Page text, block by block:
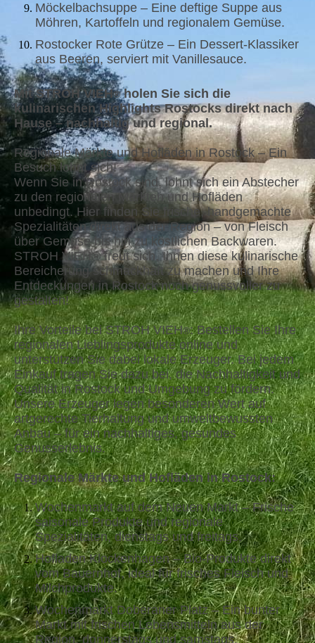
Möckelbachsuppe – Eine deftige Suppe aus
Möhren, Kartoffeln und regionalem Gemüse.
Rostocker Rote Grütze – Ein Dessert-Klassiker
aus Beeren, serviert mit Vanillesauce.
Mit STROH VIEH®holen Sie sich die
kulinarischen Highlights Rostocks direkt nach
Hause – nachhaltig und regional.
Regionale Märkte und Hofläden in Rostock – Ein
Besuch lohnt sich!
Wenn Sie in Rostock sind, lohnt sich ein Abstecher
zu den regionalen Märkten und Hofläden
unbedingt. Hier finden Sie frische, handgemachte
Spezialitäten direkt aus der Region – von Fleisch
über Gemüse bis hin zu köstlichen Backwaren.
STROH VIEH® freut sich, Ihnen diese kulinarische
Bereicherung schmackhaft zu machen und Ihre
Entdeckungen in Rostock noch genussvoller zu
gestalten!
Ihre Vorteile bei STROH VIEH®:Bestellen Sie Ihre
regionalen Lieblingsprodukte online und
unterstützen Sie dabei lokale Erzeuger. Bei jedem
Einkauf tragen Sie dazu bei, die Nachhaltigkeit und
Qualität in Rostock und Umgebung zu fördern.
Unsere Erzeuger legen besonderen Wert auf
artgerechte Tierhaltung und umweltbewussten
Anbau – für ein nachhaltiges, gesundes
Genusserlebnis.
Regionale Märkte und Hofläden in Rostock:
Wochenmarkt auf dem Neuen Markt – Frische
saisonale Produkte und regionale
Spezialitäten, dienstags und freitags.
Hofladen Klockenhagen – Bio-Produkte direkt
vom Bauernhof, ideal für frisches Fleisch und
Milchprodukte.
Wochenmarkt Doberaner Platz – Ein bunter
Markt mit frischen Lebensmitteln aus der
Region, donnerstags und samstags.